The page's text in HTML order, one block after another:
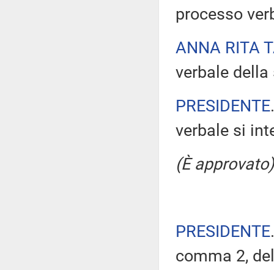
processo
ANNA RITA
verbale
PRESIDENTE
verbale si
(È approvato)
PRESIDENTE
comma 2,